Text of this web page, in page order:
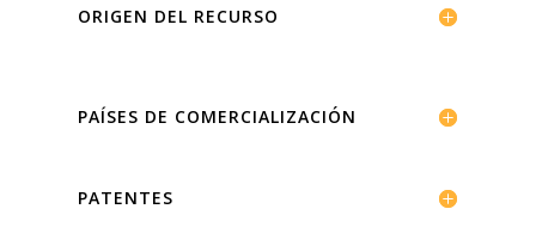
ORIGEN DEL RECURSO
PAÍSES DE COMERCIALIZACIÓN
PATENTES